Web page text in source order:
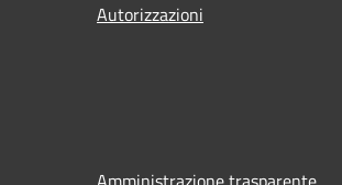
Autorizzazioni